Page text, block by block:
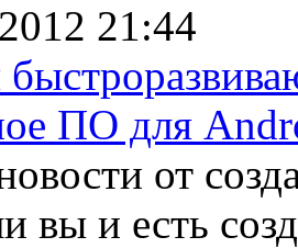
21:44
ПО для
от
вы и есть